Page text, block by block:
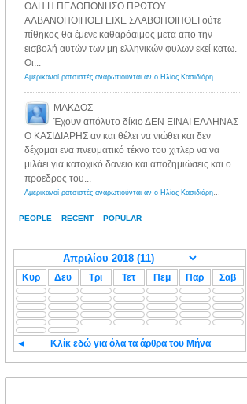
PEOPLE RECENT POPULAR
ΟΛΗ Η ΠΕΛΟΠΟΝΗΣΟ ΠΡΩΤΟΥ
ΑΛΒΑΝΟΠΟΙΗΘΕΙ ΕΙΧΕ ΣΛΑΒΟΠΟΙΗΘΕΙ ούτε
πίθηκος θα έμενε καθαρόαιμος μετα απο την
εισβολή αυτών των μη ελληνικών φυλων εκεί κατω.
Οι...
Αμερικανοί ρατσιστές αναρωτιούνται αν ο Ηλίας Κασιδιάρης ανήκει στη λευκή φυλή... - Λόγιος Ερμής
ΜΑΚΔΟΣ
Έχουν απόλυτο δίκιο ΔΕΝ ΕΙΝΑΙ ΕΛΛΗΝΑΣ
Ο ΚΑΣΙΔΙΑΡΗΣ αν και θέλει να νιώθει και δεν
δέχομαι ενα πνευματικό τέκνο του χιτλερ να να
μιλάει για κατοχικό δανειο και αποζημιώσεις και ο
πρόεδρος του...
Αμερικανοί ρατσιστές αναρωτιούνται αν ο Ηλίας Κασιδιάρης ανήκει στη λευκή φυλή... - Λόγιος Ερμής
Κυρ Δευ Τρι Τετ Πεμ Παρ Σαβ
◄ Κλίκ εδώ για όλα τα άρθρα του Μήνα